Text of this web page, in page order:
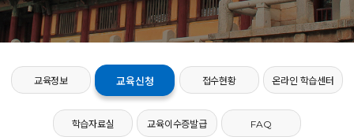
교육정보 교육신청 접수현황 온라인 학습센터
학습자료실 교육이수증발급 FAQ